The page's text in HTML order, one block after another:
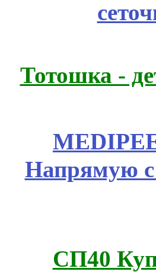
Тотошка -
Напрямую
СП40